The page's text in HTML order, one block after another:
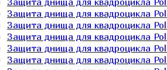
Защита днища для квадроцикла
Защита днища для квадроцикла
Защита днища для квадроцикла
Защита днища для квадроцикла
Защита днища для квадроцикла